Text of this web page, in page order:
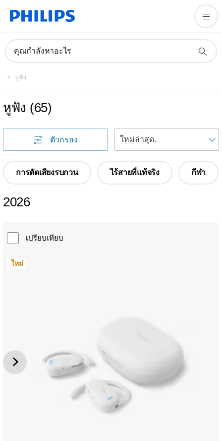
คุณกำลังหาอะไร
หูฟัง
หูฟัง (65)
ตัวกรอง
การตัดเสียงรบกวน ไร้สายที่แท้จริง กีฬา
2026
เปรียบเทียบ
ใหม่